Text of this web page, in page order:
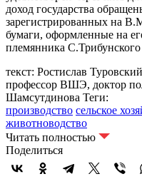
доход государства
зарегистрированных на
бумаги, оформленные на
племянника
текст: Ростислав
профессор ВШЭ, доктор
Шамсутдинова Теги:
производство сельское
животноводство
Читать полностью
Поделиться